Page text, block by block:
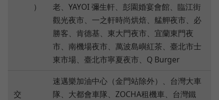
）
老、YAYOI 彌生軒、彭園婚宴會館、臨江街
觀光夜市、一之軒時尚烘焙、艋舺夜市、必
勝客、肯德基、東大門夜市、宜蘭東門夜
市、南機場夜市、萬波島嶼紅茶、臺北市士
東市場、臺北市寧夏夜市、Q Burger
交
速邁樂加油中心（金門站除外）、台灣大車
隊、大都會車隊、ZOCHA租機車、台灣鐵